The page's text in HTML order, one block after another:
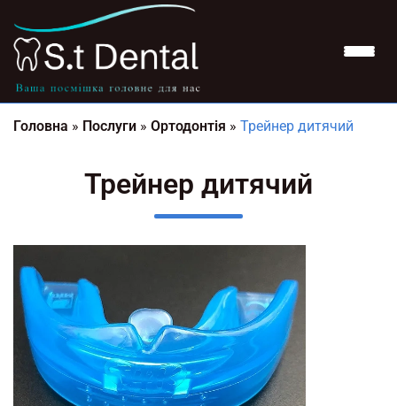
Головна » Послуги » Ортодонтія » Трейнер дитячий
Трейнер дитячий